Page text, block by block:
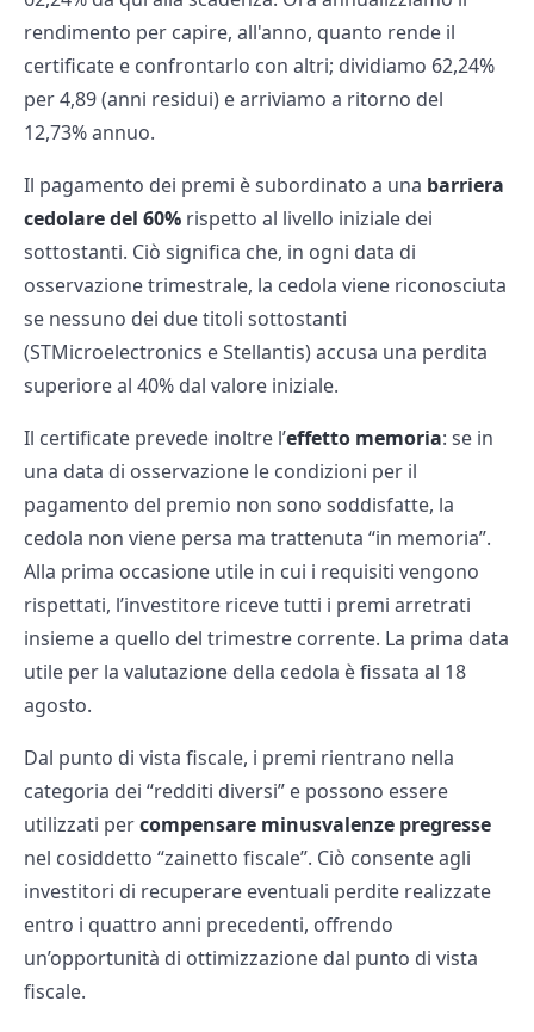
rendimento per capire, all'anno, quanto rende il
certificate e confrontarlo con altri; dividiamo 62,24%
per 4,89 (anni residui) e arriviamo a ritorno del
12,73% annuo.
Il pagamento dei premi è subordinato a una barriera
cedolare del 60% rispetto al livello iniziale dei
sottostanti. Ciò significa che, in ogni data di
osservazione trimestrale, la cedola viene riconosciuta
se nessuno dei due titoli sottostanti
(STMicroelectronics e Stellantis) accusa una perdita
superiore al 40% dal valore iniziale.
Il certificate prevede inoltre l’effetto memoria: se in
una data di osservazione le condizioni per il
pagamento del premio non sono soddisfatte, la
cedola non viene persa ma trattenuta “in memoria”.
Alla prima occasione utile in cui i requisiti vengono
rispettati, l’investitore riceve tutti i premi arretrati
insieme a quello del trimestre corrente. La prima data
utile per la valutazione della cedola è fissata al 18
agosto.
Dal punto di vista fiscale, i premi rientrano nella
categoria dei “redditi diversi” e possono essere
utilizzati percompensare minusvalenze pregresse
nel cosiddetto “zainetto fiscale”. Ciò consente agli
investitori di recuperare eventuali perdite realizzate
entro i quattro anni precedenti, offrendo
un’opportunità di ottimizzazione dal punto di vista
fiscale.